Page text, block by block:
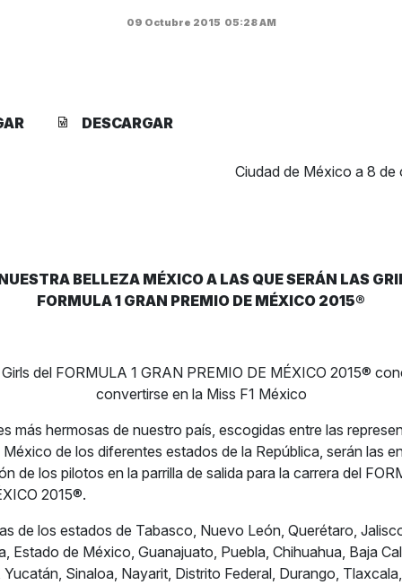
09 Octubre 2015 05:28 AM
DESCARGAR
Ciudad de México a 8 de
BELLEZA MÉXICO A LAS QUE SERÁN LAS
FORMULA 1 GRAN PREMIO DE MÉXICO 2015®
del FORMULA 1 GRAN PREMIO DE MÉXICO 2015®
convertirse en la Miss F1 México
más hermosas de nuestro país, escogidas entre las
de los diferentes estados de la República, serán las
de los pilotos en la parrilla de salida para la carrera del
2015®.
de los estados de Tabasco, Nuevo León, Querétaro,
Estado de México, Guanajuato, Puebla, Chihuahua, Baja
Sinaloa, Nayarit, Distrito Federal, Durango,